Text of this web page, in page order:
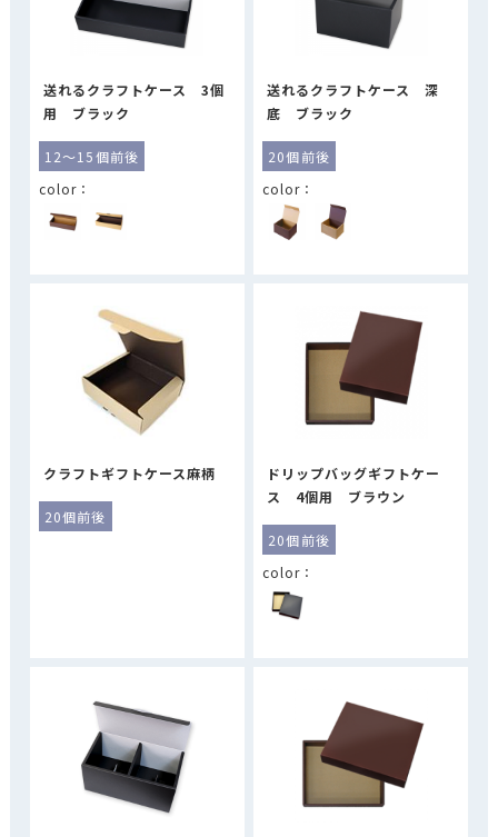
送れるクラフトケース 3個
用 ブラック
12～15個前後
送れるクラフトケース 深
底 ブラック
20個前後
クラフトギフトケース麻柄
20個前後
ドリップバッグギフトケー
ス 4個用 ブラウン
20個前後